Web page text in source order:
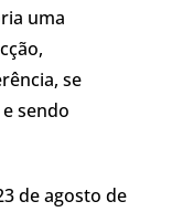
uma
se
sendo
de agosto de